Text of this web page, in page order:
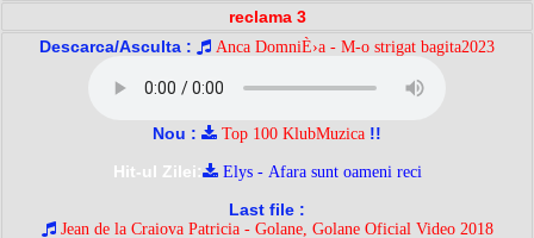
reclama 3
Descarca/Asculta :
Anca DomniÈ›a - M-o strigat bagita2023
Nou : Top 100 KlubMuzica !!
Hit-ul Zilei:
Elys - Afara sunt oameni reci
Last file :
Jean de la Craiova Patricia - Golane, Golane Oficial Video 2018